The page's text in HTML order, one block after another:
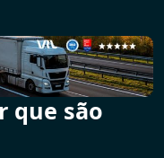
que são